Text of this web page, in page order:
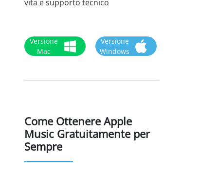
vita e supporto tecnico
Versione
Mac
Versione
Windows
Come Ottenere Apple
Music Gratuitamente per
Sempre